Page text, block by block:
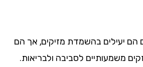
הם יעילים בהשמדת מזיקים, אך הם
משמעותיים לסביבה ולבריאות.